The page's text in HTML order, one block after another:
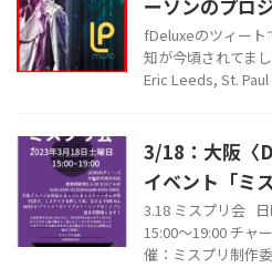
ーソンのプロ
fDeluxeのツィート
知が今頃されてま
Eric Leeds, St.
3/18：大阪〈
イベント「ミ
3.18 ミスプリ会
15:00～19:00 チャ
催：ミスプリ制作